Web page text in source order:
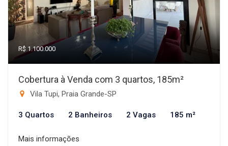
R$ 1.100.000
Cobertura à Venda com 3 quartos, 185m²
Vila Tupi, Praia Grande-SP
3 Quartos 2 Banheiros 2 Vagas 185 m²
Mais informações